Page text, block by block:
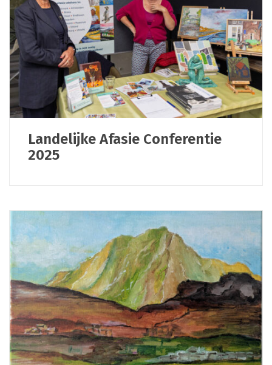
Landelijke Afasie Conferentie
2025